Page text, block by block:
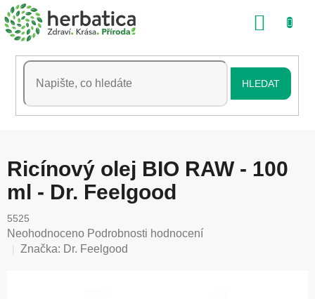
Přejít
na
obsah
HLEDAT
Ricínový olej BIO RAW - 100
ml - Dr. Feelgood
5525
Průměrné
hodnocení
Neohodnoceno Podrobnosti hodnocení
Značka: Dr. Feelgood